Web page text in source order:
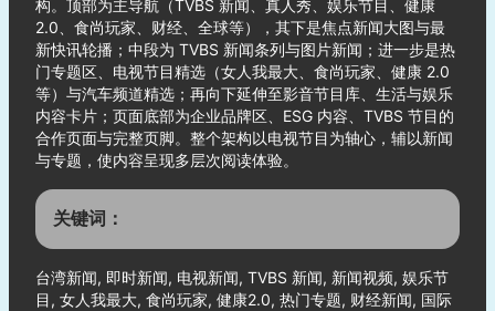
构。顶部为主导航（TVBS 新闻、真人秀、娱乐节目、健康
2.0、食尚玩家、财经、全球等），其下是焦点新闻大图与最
新快讯轮播；中段为 TVBS 新闻条列与图片新闻；进一步是热
门专题区、电视节目精选（女人我最大、食尚玩家、健康 2.0
等）与汽车频道精选；再向下延伸至影音节目库、生活与娱乐
内容卡片；页面底部为企业品牌区、ESG 内容、TVBS 节目的
合作页面与完整页脚。整个架构以电视节目为轴心，辅以新闻
与专题，使内容呈现多层次阅读体验。
关键词：
台湾新闻, 即时新闻, 电视新闻, TVBS 新闻, 新闻视频, 娱乐节
目, 女人我最大, 食尚玩家, 健康2.0, 热门专题, 财经新闻, 国际